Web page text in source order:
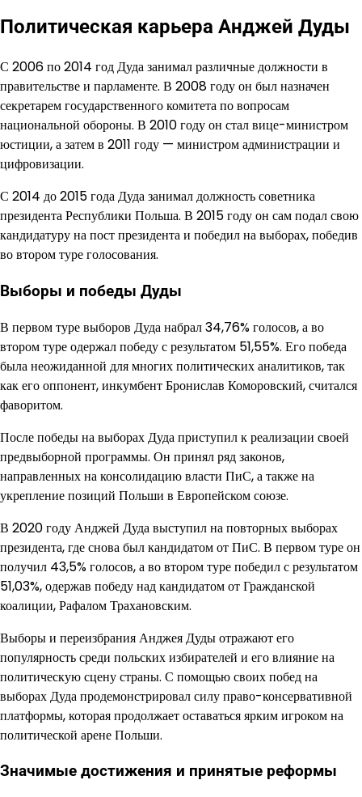
Политическая карьера Анджей Дуды
С 2006 по 2014 год Дуда занимал различные должности в
правительстве и парламенте. В 2008 году он был назначен
секретарем государственного комитета по вопросам
национальной обороны. В 2010 году он стал вице-министром
юстиции, а затем в 2011 году — министром администрации и
цифровизации.
С 2014 до 2015 года Дуда занимал должность советника
президента Республики Польша. В 2015 году он сам подал свою
кандидатуру на пост президента и победил на выборах, победив
во втором туре голосования.
Выборы и победы Дуды
В первом туре выборов Дуда набрал 34,76% голосов, а во
втором туре одержал победу с результатом 51,55%. Его победа
была неожиданной для многих политических аналитиков, так
как его оппонент, инкумбент Бронислав Коморовский, считался
фаворитом.
После победы на выборах Дуда приступил к реализации своей
предвыборной программы. Он принял ряд законов,
направленных на консолидацию власти ПиС, а также на
укрепление позиций Польши в Европейском союзе.
В 2020 году Анджей Дуда выступил на повторных выборах
президента, где снова был кандидатом от ПиС. В первом туре он
получил 43,5% голосов, а во втором туре победил с результатом
51,03%, одержав победу над кандидатом от Гражданской
коалиции, Рафалом Трахановским.
Выборы и переизбрания Анджея Дуды отражают его
популярность среди польских избирателей и его влияние на
политическую сцену страны. С помощью своих побед на
выборах Дуда продемонстрировал силу право-консервативной
платформы, которая продолжает оставаться ярким игроком на
политической арене Польши.
Значимые достижения и принятые реформы